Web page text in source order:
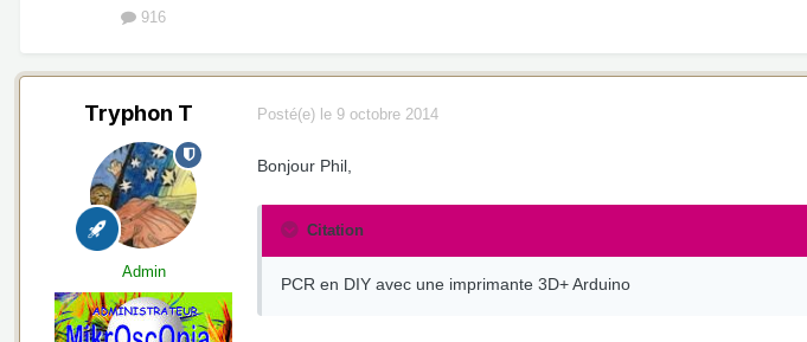
916
Tryphon T
Admin
Posté(e) le 9 octobre 2014
Bonjour Phil,
Citation
PCR en DIY avec une imprimante 3D+ Arduino